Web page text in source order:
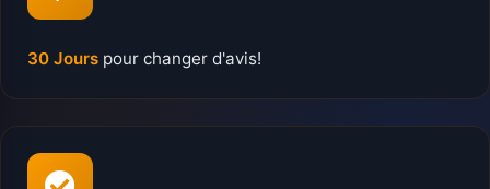
30 Jours pour changer d'avis!